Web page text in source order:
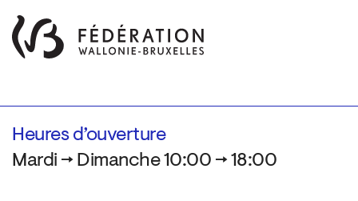
Heures d’ouverture
Mardi → Dimanche 10:00 → 18:00